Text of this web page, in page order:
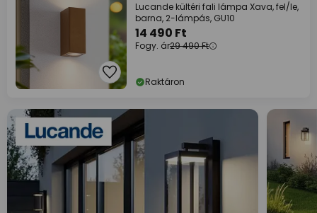
Lucande kültéri fali lámpa Xava, fel/le,
barna, 2-lámpás, GU10
14 490 Ft
Fogy. ár29 490 Ft
Raktáron